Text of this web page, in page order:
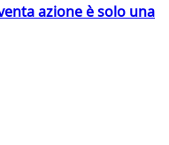
azione è solo una